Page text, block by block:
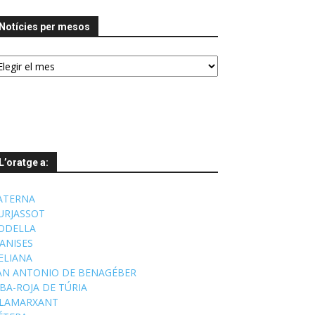
Notícies per mesos
L’oratge a:
ANTONIO DE BENAGÉBER
ROJA DE TÚRIA